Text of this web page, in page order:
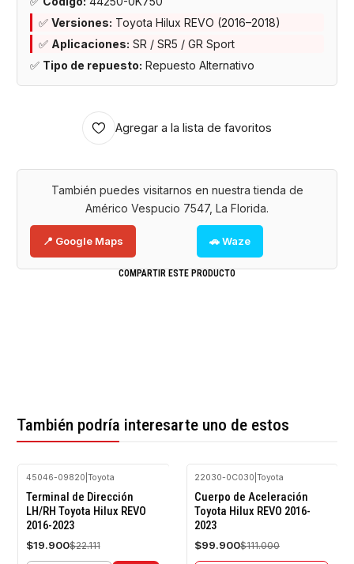
✅ Versiones: Toyota Hilux REVO (2016–2018)
✅ Aplicaciones: SR / SR5 / GR Sport
✅ Tipo de repuesto: Repuesto Alternativo
Agregar a la lista de favoritos
También puedes visitarnos en nuestra tienda de
Américo Vespucio 7547, La Florida.
📍 Google Maps 🚗 Waze
COMPARTIR ESTE PRODUCTO
También podría interesarte uno de estos
-10%
OFF
45046-09820 Toyota
Terminal de Dirección
LH/RH Toyota Hilux REVO
2016-2023
$19.900$22.111
-10%
OFF
Agotado
22030-0C030 Toyota
Cuerpo de Aceleración
Toyota Hilux REVO 2016-
2023
$99.900$111.000